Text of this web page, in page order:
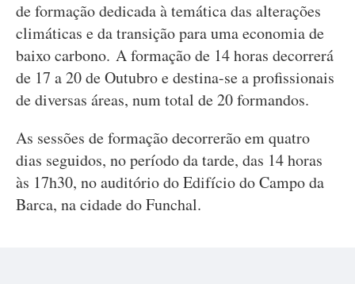
de formação dedicada à temática das alterações
climáticas e da transição para uma economia de
baixo carbono. A formação de 14 horas decorrerá
de 17 a 20 de Outubro e destina-se a profissionais
de diversas áreas, num total de 20 formandos.
As sessões de formação decorrerão em quatro
dias seguidos, no período da tarde, das 14 horas
às 17h30, no auditório do Edifício do Campo da
Barca, na cidade do Funchal.